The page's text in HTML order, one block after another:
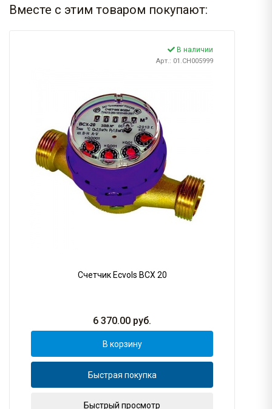
Вместе с этим товаром покупают:
В наличии
Арт.: 01.CH005999
Счетчик Ecvols ВСХ 20
6 370.00 руб.
В корзину
Быстрая покупка
Быстрый просмотр